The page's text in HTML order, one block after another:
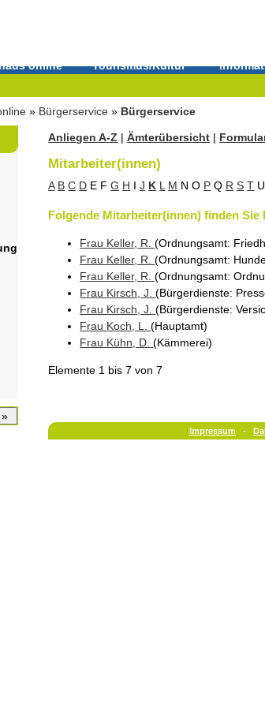
online Tourismus/Kultur
» Bürgerservice » Bürgerservice
Anliegen A-Z |Ämterübersicht |
Mitarbeiter(innen)
A B C D E F G H I J K L M N O P Q R S T U
Folgende Mitarbeiter(innen) finden Sie
Frau Keller, R. (Ordnungsamt:
Frau Keller, R. (Ordnungsamt:
Frau Keller, R. (Ordnungsamt:
Frau Kirsch , J. (Bürgerdienste:
Frau Kirsch , J. (Bürgerdienste:
Frau Koch , L. (Hauptamt)
Frau Kühn , D. (Kämmerei)
Elemente 1 bis 7 von7
Impressum -